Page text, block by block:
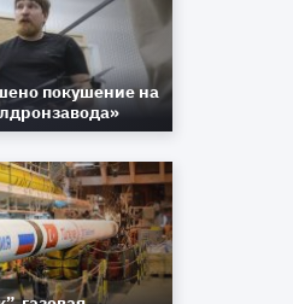
покушение на